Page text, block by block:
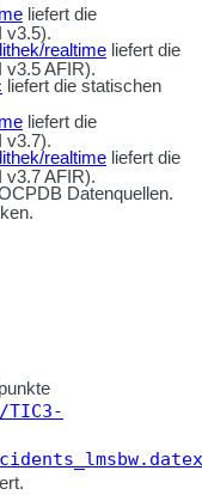
liefert die
v3.5).
realtime liefert die
v3.5 AFIR).
liefert die statischen
liefert die
v3.7).
realtime liefert die
v3.7 AFIR).
Datenquellen.